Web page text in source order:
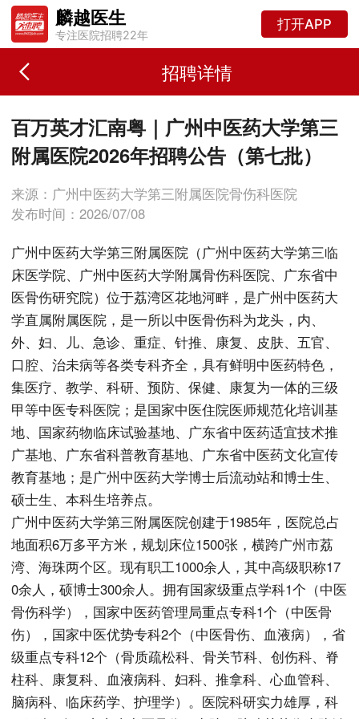
麟越医生
专注医院招聘22年
打开APP
招聘详情
百万英才汇南粤｜广州中医药大学第三
附属医院2026年招聘公告（第七批）
来源：广州中医药大学第三附属医院骨伤科医院
发布时间：2026/07/08
广州中医药大学第三附属医院（广州中医药大学第三临
床医学院、广州中医药大学附属骨伤科医院、广东省中
医骨伤研究院）位于荔湾区花地河畔，是广州中医药大
学直属附属医院，是一所以中医骨伤科为龙头，内、
外、妇、儿、急诊、重症、针推、康复、皮肤、五官、
口腔、治未病等各类专科齐全，具有鲜明中医药特色，
集医疗、教学、科研、预防、保健、康复为一体的三级
甲等中医专科医院；是国家中医住院医师规范化培训基
地、国家药物临床试验基地、广东省中医药适宜技术推
广基地、广东省科普教育基地、广东省中医药文化宣传
教育基地；是广州中医药大学博士后流动站和博士生、
硕士生、本科生培养点。
广州中医药大学第三附属医院创建于1985年，医院总占
地面积6万多平方米，规划床位1500张，横跨广州市荔
湾、海珠两个区。现有职工1000余人，其中高级职称17
0余人，硕博士300余人。拥有国家级重点学科1个（中医
骨伤科学），国家中医药管理局重点专科1个（中医骨
伤），国家中医优势专科2个（中医骨伤、血液病），省
级重点专科12个（骨质疏松科、骨关节科、创伤科、脊
柱科、康复科、血液病科、妇科、推拿科、心血管科、
脑病科、临床药学、护理学）。医院科研实力雄厚，科